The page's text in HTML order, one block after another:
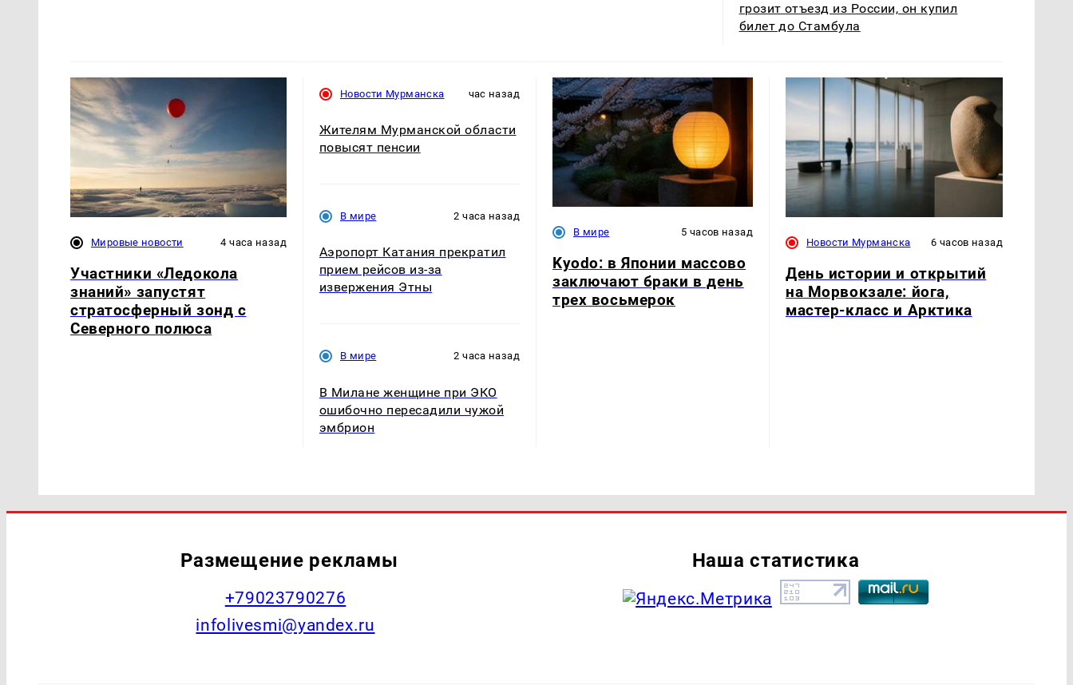
грозит отъезд из России, он купил
билет до Стамбула
Мировые новости 4 часа назад
Участники «Ледокола
знаний» запустят
стратосферный зонд с
Северного полюса
Новости Мурманска час назад
Жителям Мурманской области
повысят пенсии
В мире 2 часа назад
Аэропорт Катания прекратил
прием рейсов из-за
извержения Этны
В мире 2 часа назад
В Милане женщине при ЭКО
ошибочно пересадили чужой
эмбрион
В мире 5 часов назад
Kyodo: в Японии массово
заключают браки в день
трех восьмерок
Новости Мурманска 6 часов назад
День истории и открытий
на Морвокзале: йога,
мастер-класс и Арктика
Размещение рекламы
+79023790276
infolivesmi@yandex.ru
Наша статистика